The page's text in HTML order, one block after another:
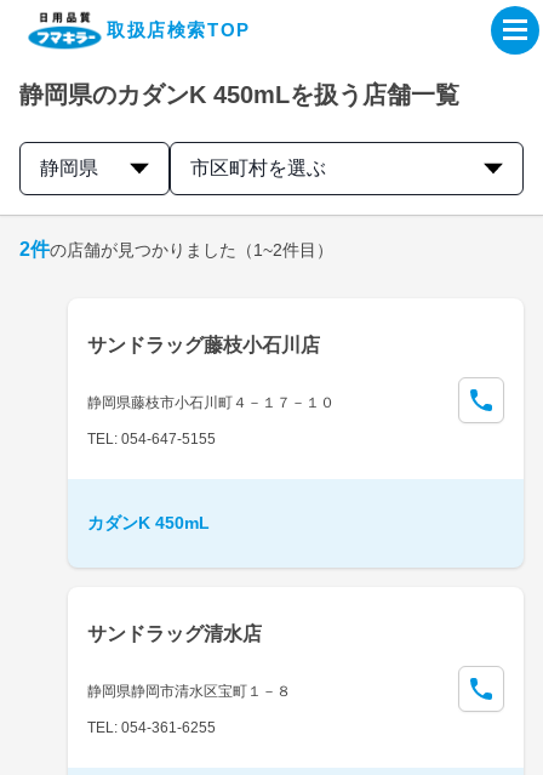
取扱店検索TOP
企業・IR情報サイト
製品情報サイト
オンラインショップ
静岡県のカダンK 450mLを扱う店舗一覧
静岡県 市区町村を選ぶ
2件の店舗が見つかりました （1~2件目）
サンドラッグ藤枝小石川店
静岡県藤枝市小石川町４－１７－１０
TEL: 054-647-5155
カダンK 450mL
サンドラッグ清水店
静岡県静岡市清水区宝町１－８
TEL: 054-361-6255